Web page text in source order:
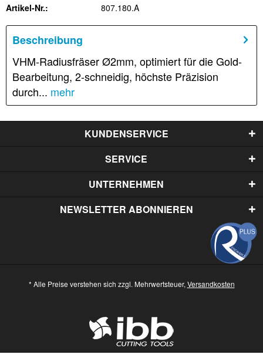
Artikel-Nr.: 807.180.A
Beschreibung
VHM-Radiusfräser Ø2mm, optimiert für die Gold-
Bearbeitung, 2-schneidig, höchste Präzision
durch... mehr
KUNDENSERVICE
SERVICE
UNTERNEHMEN
NEWSLETTER ABONNIEREN
* Alle Preise verstehen sich zzgl. Mehrwertsteuer, Versandkosten